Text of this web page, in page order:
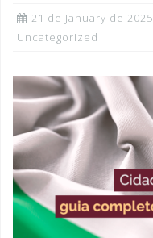
21 de January de 2025
Uncategorized